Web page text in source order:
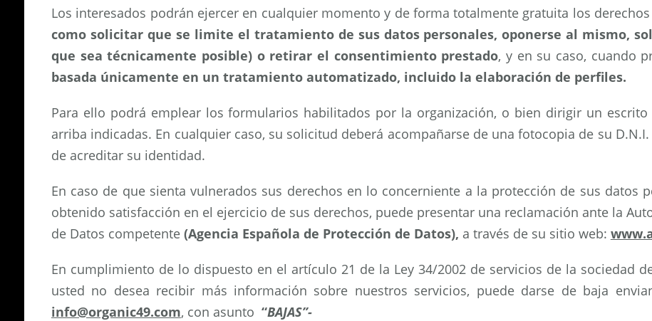
Los interesados podrán ejercer en cualquier momento y de forma totalmente gratuita los
como solicitar que se limite el tratamiento de sus datos personales, oponerse al mismo,
que sea técnicamente posible) o retirar el consentimiento prestado, y en su caso, cuando
basada únicamente en un tratamiento automatizado, incluido la elaboración de perfiles.
Para ello podrá emplear los formularios habilitados por la organización, o bien dirigir un
arriba indicadas. En cualquier caso, su solicitud deberá acompañarse de una fotocopia de su
de acreditar su identidad.
En caso de que sienta vulnerados sus derechos en lo concerniente a la protección de sus datos
obtenido satisfacción en el ejercicio de sus derechos, puede presentar una reclamación ante la
de Datos competente (Agencia Española de Protección de Datos), a través de su sitio web:
En cumplimiento de lo dispuesto en el artículo 21 de la Ley 34/2002 de servicios de la sociedad
usted no desea recibir más información sobre nuestros servicios, puede darse de baja
info@organic49.com, con asunto “BAJAS”-